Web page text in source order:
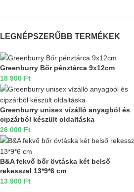
LEGNÉPSZERŰBB TERMÉKEK
Greenburry Bőr pénztárca 9x12cm
18 900 Ft
Greenburry unisex vízálló anyagból és
cipzárból készült oldaltáska
26 000 Ft
B&A fekvő bőr övtáska két belső
rekesszel 13*9*6 cm
13 900 Ft